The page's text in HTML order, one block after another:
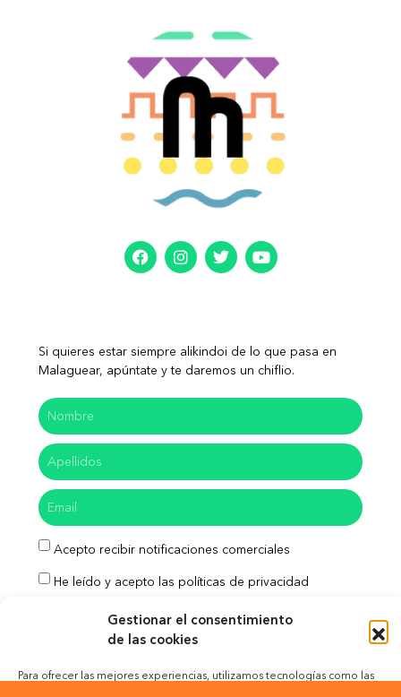
Gestionar el consentimiento
de las cookies
Para ofrecer las mejores experiencias, utilizamos tecnologías como las
Si quieres estar siempre alikindoi de lo que pasa en
Malaguear, apúntate y te daremos un chiflio.
Acepto recibir notificaciones comerciales
He leído y acepto las políticas de privacidad